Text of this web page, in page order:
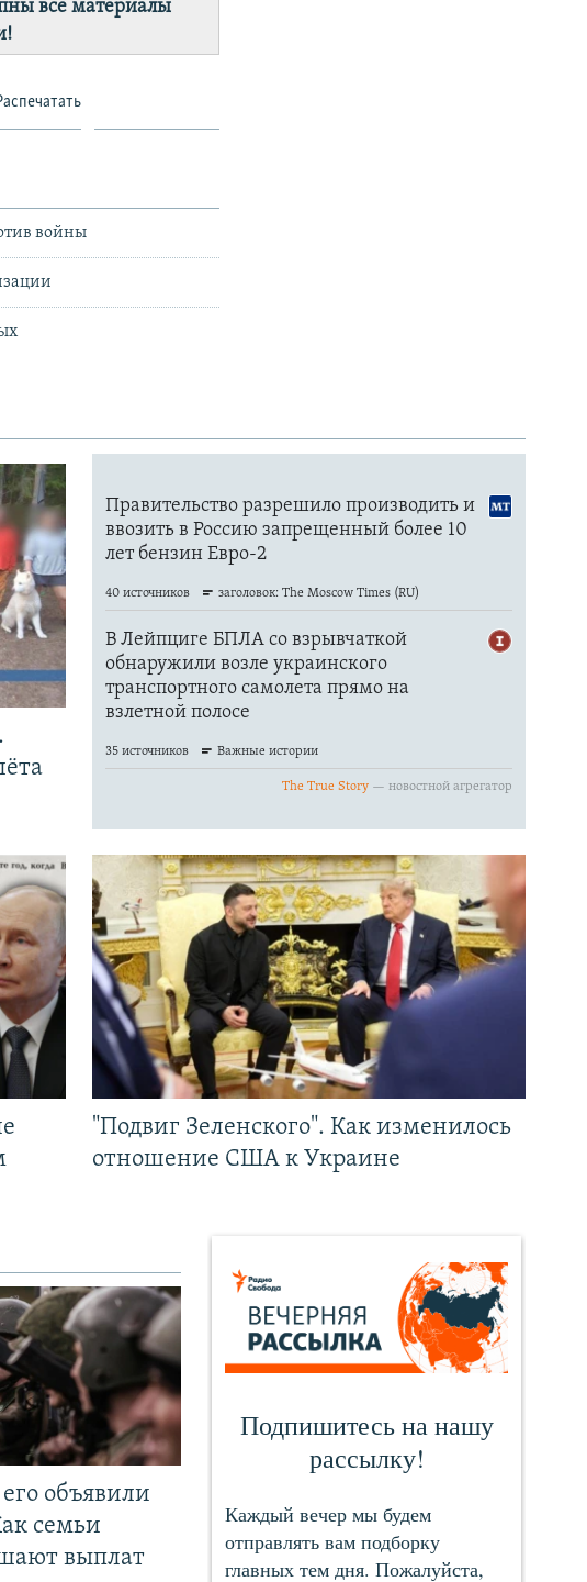
все материалы
войны
"Подвиг Зеленского". Как изменилось
отношение США к Украине
объявили
семьи
выплат